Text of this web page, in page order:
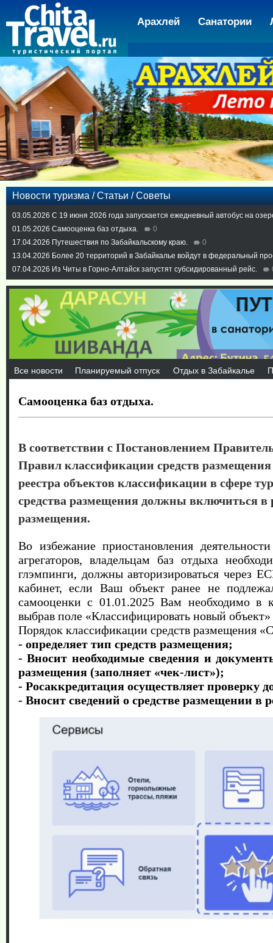
Арахлей Санатории
Новости туризма / Статьи / Советы
03.05.2026 С 19 июня 2026 года запускается ежедневный автобус на
01.05.2026 Самооценка баз отдыха.
0
17.04.2026 Путешествия по Забайкальскому краю.
0
13.04.2026 Более 20 территорий в Забайкалье войдут в федеральный
07.04.2026 Из Читы в Горно-Алтайск запустят субсидированный рейс.
Все новости Планируемый отпуск Отдых в Забайкалье
Самооценка баз отдыха.
В соответствии с Постановлением
Правил классификации средств
реестра объектов классификации в сфере
средства размещения должны включиться в
размещения.
Во избежание приостановления
агрегаторов, владельцам баз отдыха
глэмпинги, должны авторизироваться через
кабинет, если Ваш объект ранее не
самооценки с 01.01.2025 Вам необходимо в
выбрав поле «Классифицировать новый объект»
Порядок классификации средств размещения
- определяет тип средств размещения;
- Вносит необходимые сведения и
размещения (заполняет «чек-лист»);
- Росаккредитация осуществляет проверку
- Вносит сведений о средстве размещении в